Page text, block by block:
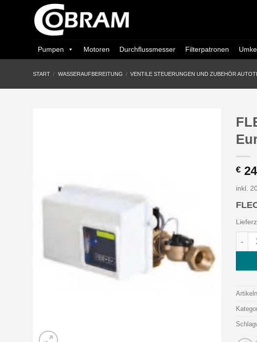
Pumpen Motoren Durchflussmesser Filterpatronen
START / WASSERAUFBEREITUNG / VENTILE STEUERUNGEN UND ZUBEHÖR
€
inkl.